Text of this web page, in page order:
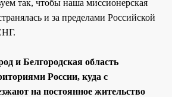
так, чтобы наша миссионерская
и за пределами Российской
и Белгородская область
России, куда с
на постоянное жительство